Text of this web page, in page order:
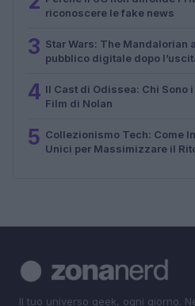
riconoscere le fake news
3 Star Wars: The Mandalorian
pubblico digitale dopo
4 Il Cast di Odissea: Chi Sono
Film di Nolan
5 Collezionismo Tech: Come
Unici per Massimizzare il
Il tuo universo geek, ogni giorno.